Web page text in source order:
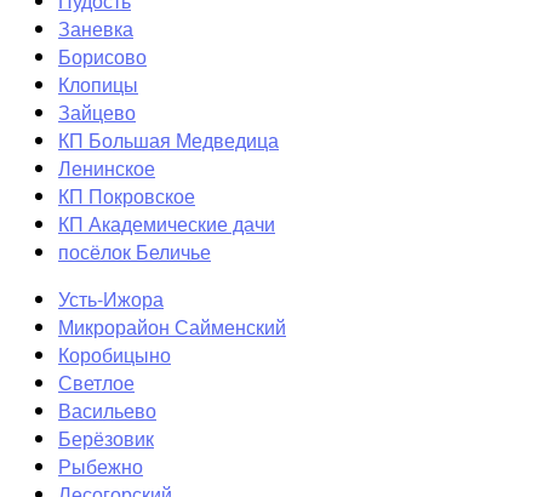
Заневка
Борисово
Клопицы
Зайцево
КП Большая Медведица
Ленинское
КП Покровское
КП Академические дачи
посёлок Беличье
Усть-Ижора
Микрорайон Сайменский
Коробицыно
Светлое
Васильево
Берёзовик
Рыбежно